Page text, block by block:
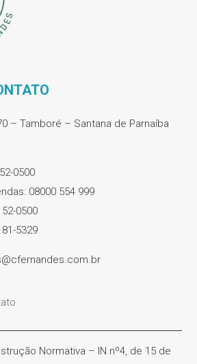
– Tamboré – Santana de Parnaíba
0500
08000 554 999
0500
5329
Normativa – IN nº4, de 15 de